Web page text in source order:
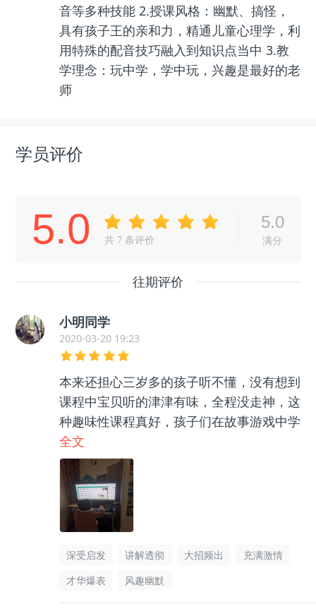
音等多种技能 2.授课风格：幽默、搞怪，
具有孩子王的亲和力，精通儿童心理学，利
用特殊的配音技巧融入到知识点当中 3.教
学理念：玩中学，学中玩，兴趣是最好的老
师
学员评价
5.0 共 7 条评价
5.0
满分
往期评价
小明同学
2020-03-20 19:23
本来还担心三岁多的孩子听不懂，没有想到
课程中宝贝听的津津有味，全程没走神，这
种趣味性课程真好，孩子们在故事游戏中学
会围棋和数学知识，还能学会成语。
全文
深受启发 讲解透彻 大招频出
充满激情
才华爆表
风趣幽默